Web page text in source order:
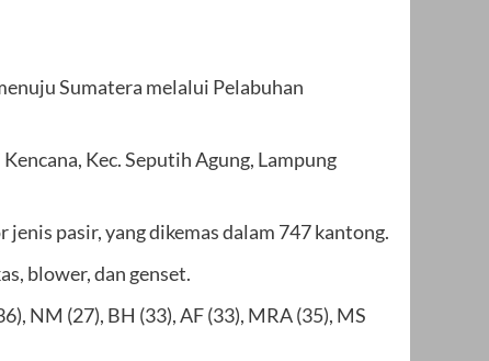
Sumatera melalui Pelabuhan
Kec. Seputih Agung, Lampung
pasir, yang dikemas dalam 747 kantong.
blower, dan genset.
NM (27), BH (33), AF (33), MRA (35), MS